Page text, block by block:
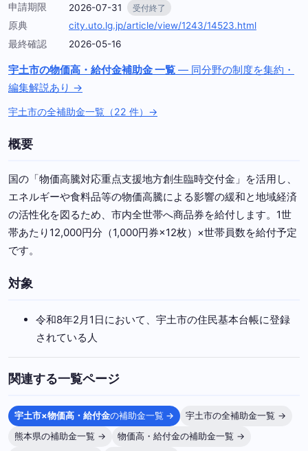
申請期限 2026-07-31 受付終了
原典
city.uto.lg.jp/article/view/1243/14523.html
最終確認
2026-05-16
宇土市の物価高・給付金補助金 一覧 — 同分野の制度を集約・
編集解説あり →
宇土市の全補助金一覧（22 件）→
概要
国の「物価高騰対応重点支援地方創生臨時交付金」を活用し、
エネルギーや食料品等の物価高騰による影響の緩和と地域経済
の活性化を図るため、市内全世帯へ商品券を給付します。1世
帯あたり12,000円分（1,000円券×12枚）×世帯員数を給付予定
です。
対象
令和8年2月1日において、宇土市の住民基本台帳に登録
されている人
関連する一覧ページ
宇土市×物価高・給付金の補助金一覧 →
宇土市の全補助金一覧 →
熊本県の補助金一覧 →
物価高・給付金の補助金一覧 →